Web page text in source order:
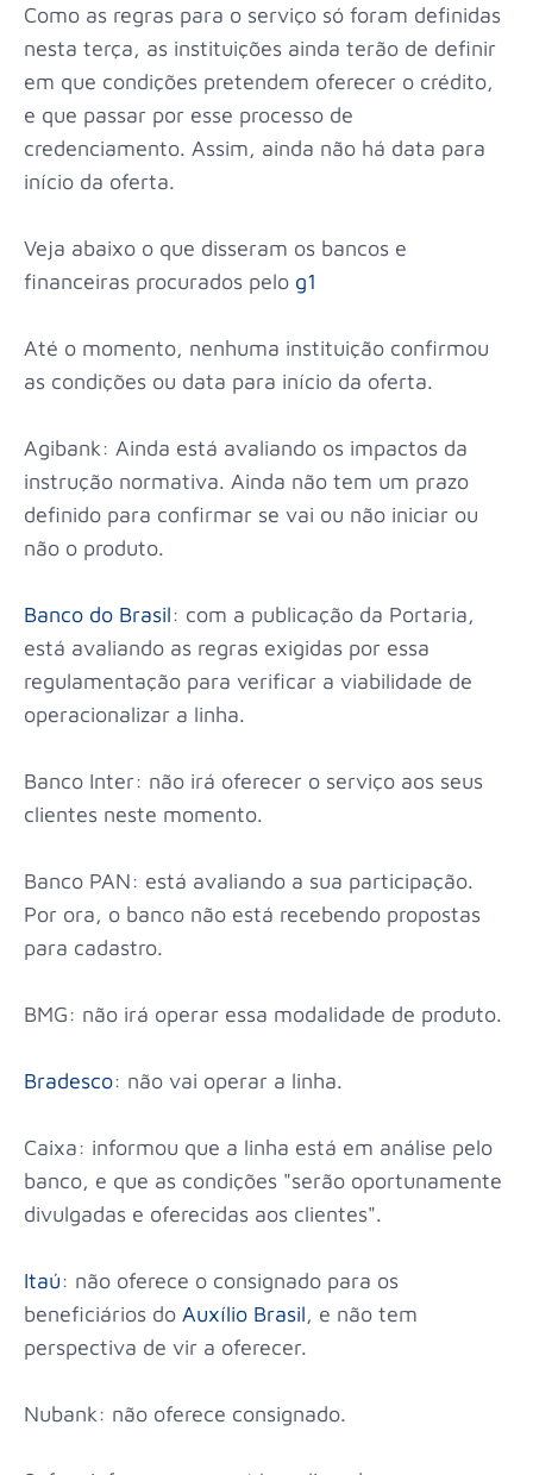
Como as regras para o serviço só foram definidas
nesta terça, as instituições ainda terão de definir
em que condições pretendem oferecer o crédito,
e que passar por esse processo de
credenciamento. Assim, ainda não há data para
início da oferta.
Veja abaixo o que disseram os bancos e
financeiras procurados pelo g1
Até o momento, nenhuma instituição confirmou
as condições ou data para início da oferta.
Agibank: Ainda está avaliando os impactos da
instrução normativa. Ainda não tem um prazo
definido para confirmar se vai ou não iniciar ou
não o produto.
Banco do Brasil: com a publicação da Portaria,
está avaliando as regras exigidas por essa
regulamentação para verificar a viabilidade de
operacionalizar a linha.
Banco Inter: não irá oferecer o serviço aos seus
clientes neste momento.
Banco PAN: está avaliando a sua participação.
Por ora, o banco não está recebendo propostas
para cadastro.
BMG: não irá operar essa modalidade de produto.
Bradesco: não vai operar a linha.
Caixa: informou que a linha está em análise pelo
banco, e que as condições "serão oportunamente
divulgadas e oferecidas aos clientes".
Itaú: não oferece o consignado para os
beneficiários do Auxílio Brasil, e não tem
perspectiva de vir a oferecer.
Nubank: não oferece consignado.